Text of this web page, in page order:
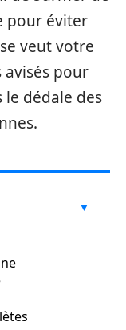
pour éviter
veut votre
avisés pour
le dédale des